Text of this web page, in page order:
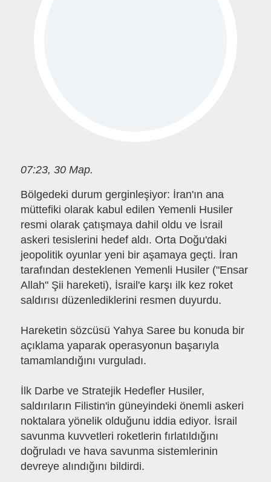
07:23, 30 Мар.
Bölgedeki durum gerginleşiyor: İran'ın ana
müttefiki olarak kabul edilen Yemenli Husiler
resmi olarak çatışmaya dahil oldu ve İsrail
askeri tesislerini hedef aldı. Orta Doğu'daki
jeopolitik oyunlar yeni bir aşamaya geçti. İran
tarafından desteklenen Yemenli Husiler ("Ensar
Allah" Şii hareketi), İsrail'e karşı ilk kez roket
saldırısı düzenlediklerini resmen duyurdu.
Hareketin sözcüsü Yahya Saree bu konuda bir
açıklama yaparak operasyonun başarıyla
tamamlandığını vurguladı.
İlk Darbe ve Stratejik Hedefler Husiler,
saldırıların Filistin'in güneyindeki önemli askeri
noktalara yönelik olduğunu iddia ediyor. İsrail
savunma kuvvetleri roketlerin fırlatıldığını
doğruladı ve hava savunma sistemlerinin
devreye alındığını bildirdi.